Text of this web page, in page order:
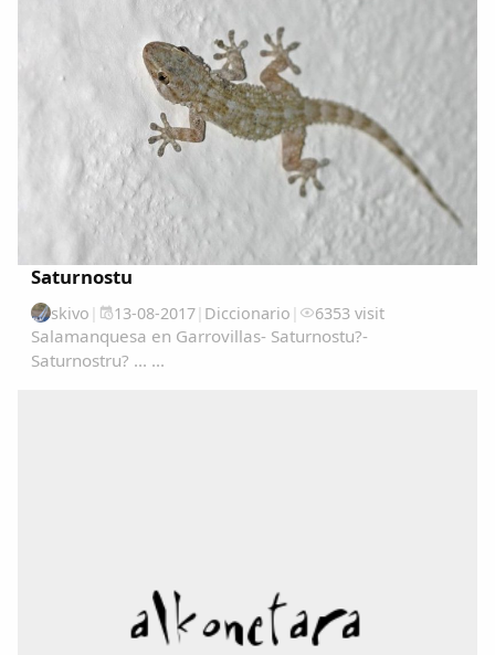
La palra
Modo oscuro
Saturnostu
skivo | 13-08-2017| Diccionario | 6353 visit
Salamanquesa en Garrovillas- Saturnostu?-
Saturnostru? ... ...